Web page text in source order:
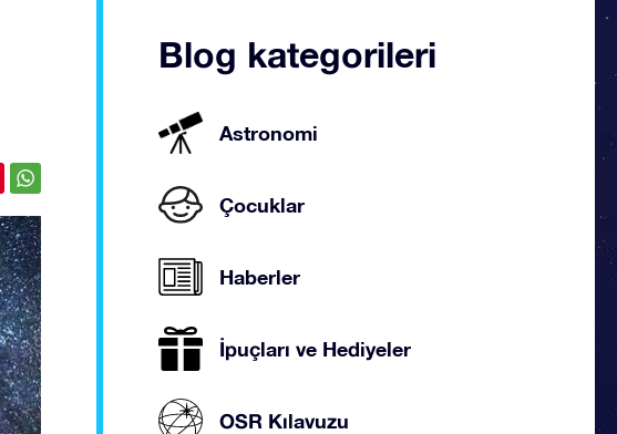
Blog kategorileri
Astronomi
Çocuklar
Haberler
İpuçları ve Hediyeler
OSR Kılavuzu